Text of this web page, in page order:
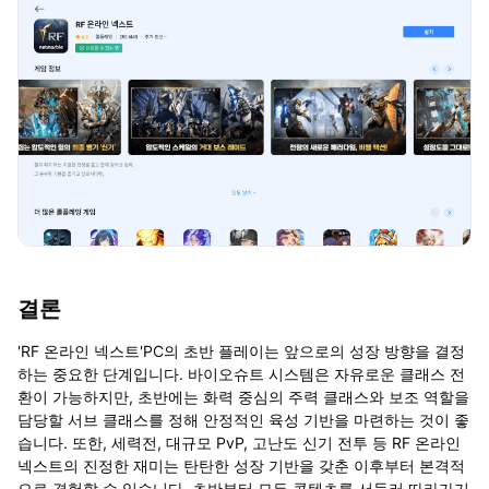
결론
'RF 온라인 넥스트'PC의 초반 플레이는 앞으로의 성장 방향을 결정
하는 중요한 단계입니다. 바이오슈트 시스템은 자유로운 클래스 전
환이 가능하지만, 초반에는 화력 중심의 주력 클래스와 보조 역할을
담당할 서브 클래스를 정해 안정적인 육성 기반을 마련하는 것이 좋
습니다. 또한, 세력전, 대규모 PvP, 고난도 신기 전투 등 RF 온라인
넥스트의 진정한 재미는 탄탄한 성장 기반을 갖춘 이후부터 본격적